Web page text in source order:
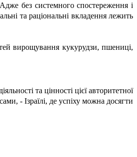
без системного спостереження і
та раціональні вкладення лежить
вирощування кукурудзи, пшениці,
та цінності цієї авторитетної
- Ізраїлі, де успіху можна досягти